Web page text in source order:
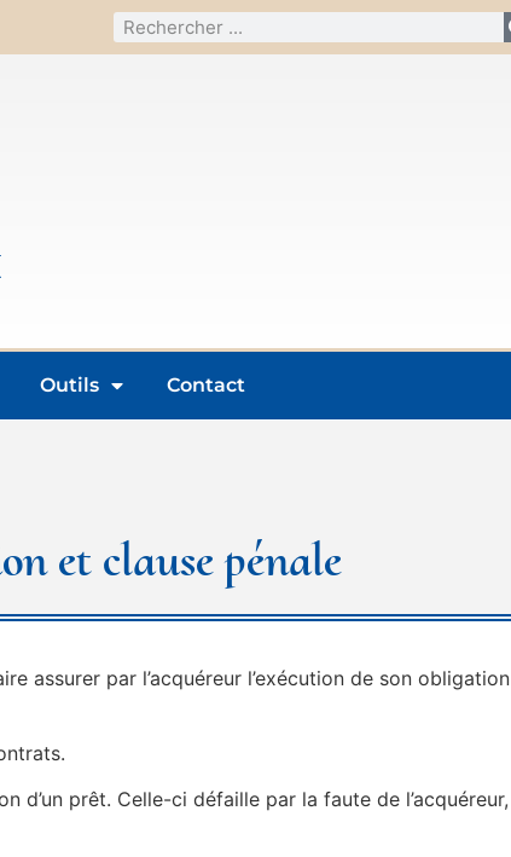
Outils Contact
et clause pénale
assurer par l’acquéreur l’exécution de son obligation
d’un prêt. Celle-ci défaille par la faute de l’acquéreur,